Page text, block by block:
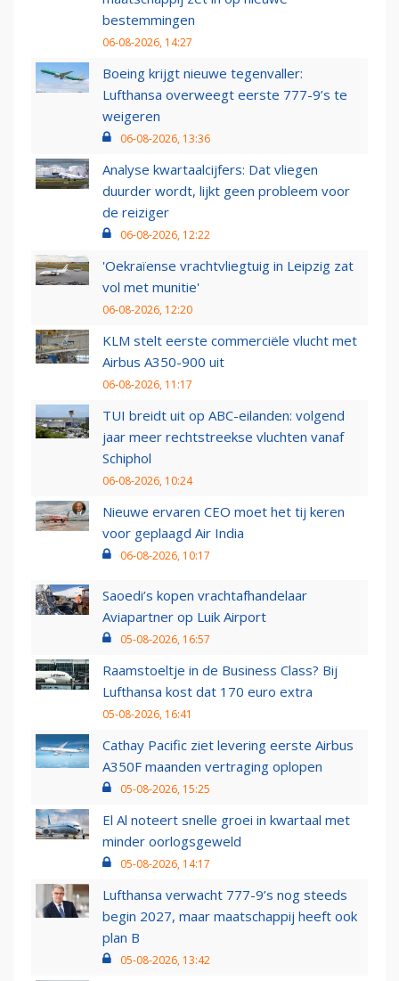
bestemmingen
06-08-2026, 14:27
Boeing krijgt nieuwe tegenvaller:
Lufthansa overweegt eerste 777-9’s te
weigeren
06-08-2026, 13:36
Analyse kwartaalcijfers: Dat vliegen
duurder wordt, lijkt geen probleem voor
de reiziger
06-08-2026, 12:22
'Oekraïense vrachtvliegtuig in Leipzig zat
vol met munitie'
06-08-2026, 12:20
KLM stelt eerste commerciële vlucht met
Airbus A350-900 uit
06-08-2026, 11:17
TUI breidt uit op ABC-eilanden: volgend
jaar meer rechtstreekse vluchten vanaf
Schiphol
06-08-2026, 10:24
Nieuwe ervaren CEO moet het tij keren
voor geplaagd Air India
06-08-2026, 10:17
Saoedi’s kopen vrachtafhandelaar
Aviapartner op Luik Airport
05-08-2026, 16:57
Raamstoeltje in de Business Class? Bij
Lufthansa kost dat 170 euro extra
05-08-2026, 16:41
Cathay Pacific ziet levering eerste Airbus
A350F maanden vertraging oplopen
05-08-2026, 15:25
El Al noteert snelle groei in kwartaal met
minder oorlogsgeweld
05-08-2026, 14:17
Lufthansa verwacht 777-9’s nog steeds
begin 2027, maar maatschappij heeft ook
plan B
05-08-2026, 13:42